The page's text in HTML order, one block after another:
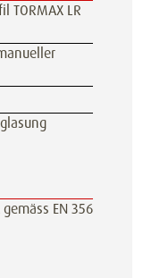
LR
EN 356